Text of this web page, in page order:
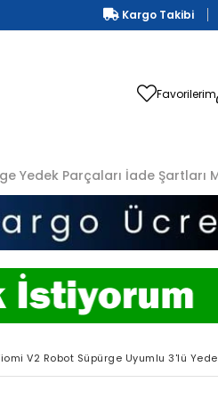
Kargo Takibi
Favorilerim
Yedek Parçaları İade Şartları
V2 Robot Süpürge Uyumlu 3'lü